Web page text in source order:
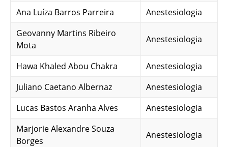
Ana Luíza Barros Parreira
Anestesiologia
Geovanny Martins Ribeiro
Mota
Anestesiologia
Hawa Khaled Abou Chakra
Anestesiologia
Juliano Caetano Albernaz
Anestesiologia
Lucas Bastos Aranha Alves
Anestesiologia
Marjorie Alexandre Souza
Borges
Anestesiologia